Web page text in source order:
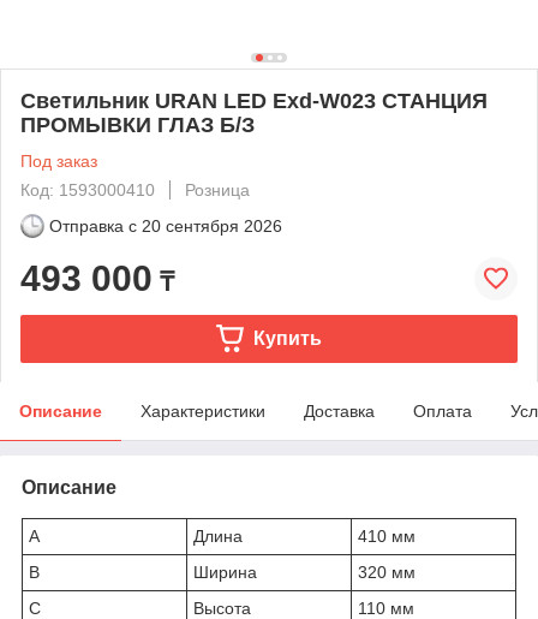
Светильник URAN LED Exd-W023 СТАНЦИЯ
ПРОМЫВКИ ГЛАЗ Б/З
Под заказ
Код: 1593000410
Розница
Отправка с 20 сентября 2026
493 000 ₸
Купить
Описание Характеристики Доставка Оплата
Описание
A Длина
410 мм
B
Ширина
320 мм
C
Высота
110 мм